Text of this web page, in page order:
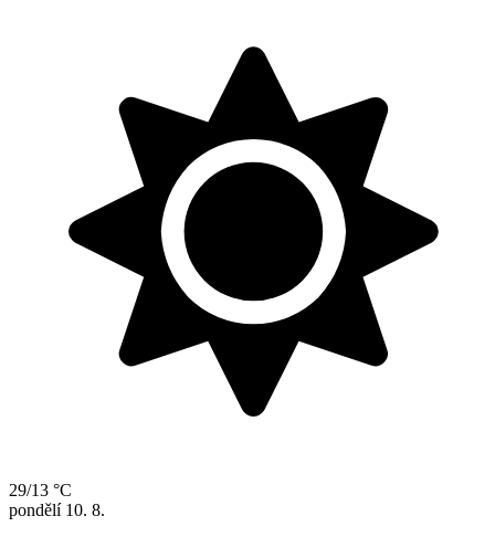
29/13 °C
pondělí 10. 8.